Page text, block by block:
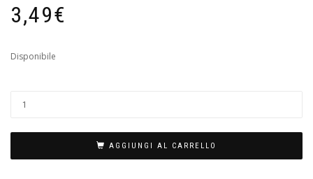
3,49€
Disponibile
AGGIUNGI AL CARRELLO